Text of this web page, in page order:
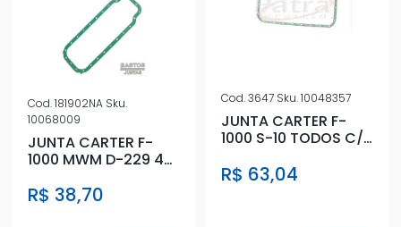
Cod.181902NA Sku.
10068009
JUNTA CARTER F-
1000 MWM D-229 4
R$ 38,70
Cod.3647 Sku.10048357
JUNTA CARTER F-
1000 S-10 TODOS C/
R$ 63,04